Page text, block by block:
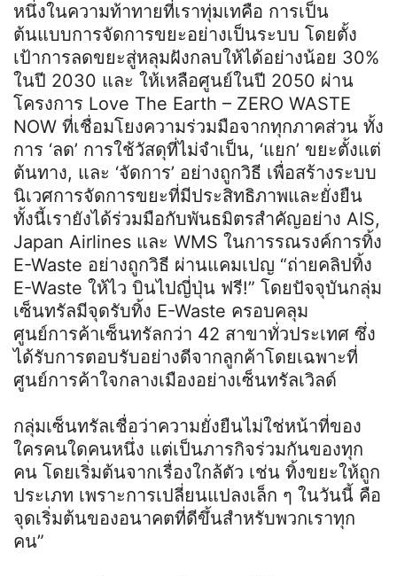
หนึ่งในความท้าทายที่เราทุ่มเทคือ การเป็น
ต้นแบบการจัดการขยะอย่างเป็นระบบ โดยตั้ง
เป้าการลดขยะสู่หลุมฝังกลบให้ได้อย่างน้อย 30%
ในปี 2030 และ ให้เหลือศูนย์ในปี 2050 ผ่าน
โครงการ Love The Earth – ZERO WASTE
NOW ที่เชื่อมโยงความร่วมมือจากทุกภาคส่วน ทั้ง
การ ‘ลด’ การใช้วัสดุที่ไม่จำเป็น, ‘แยก’ ขยะตั้งแต่
ต้นทาง, และ ‘จัดการ’ อย่างถูกวิธี เพื่อสร้างระบบ
นิเวศการจัดการขยะที่มีประสิทธิภาพและยั่งยืน
ทั้งนี้เรายังได้ร่วมมือกับพันธมิตรสำคัญอย่าง AIS,
Japan Airlines และ WMS ในการรณรงค์การทิ้ง
E-Waste อย่างถูกวิธี ผ่านแคมเปญ “ถ่ายคลิปทิ้ง
E-Waste ให้ไว บินไปญี่ปุ่น ฟรี!” โดยปัจจุบันกลุ่ม
เซ็นทรัลมีจุดรับทิ้ง E-Waste ครอบคลุม
ศูนย์การค้าเซ็นทรัลกว่า 42 สาขาทั่วประเทศ ซึ่ง
ได้รับการตอบรับอย่างดีจากลูกค้าโดยเฉพาะที่
ศูนย์การค้าใจกลางเมืองอย่างเซ็นทรัลเวิลด์
กลุ่มเซ็นทรัลเชื่อว่าความยั่งยืนไม่ใช่หน้าที่ของ
ใครคนใดคนหนึ่ง แต่เป็นภารกิจร่วมกันของทุก
คน โดยเริ่มต้นจากเรื่องใกล้ตัว เช่น ทิ้งขยะให้ถูก
ประเภท เพราะการเปลี่ยนแปลงเล็ก ๆ ในวันนี้ คือ
จุดเริ่มต้นของอนาคตที่ดีขึ้นสำหรับพวกเราทุก
คน”